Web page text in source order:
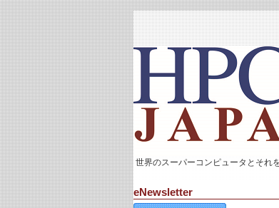
世界のスーパーコンピュータとそれ
eNewsletter